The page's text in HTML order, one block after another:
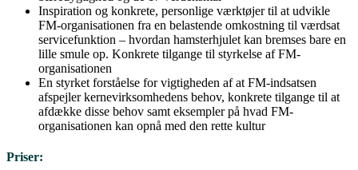
Inspiration og konkrete, personlige værktøjer til at udvikle
FM-organisationen fra en belastende omkostning til værdsat
servicefunktion – hvordan hamsterhjulet kan bremses bare en
lille smule op. Konkrete tilgange til styrkelse af FM-
organisationen
En styrket forståelse for vigtigheden af at FM-indsatsen
afspejler kernevirksomhedens behov, konkrete tilgange til at
afdække disse behov samt eksempler på hvad FM-
organisationen kan opnå med den rette kultur
Priser: